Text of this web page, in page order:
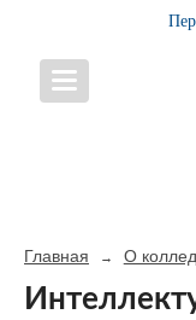
Главная → О